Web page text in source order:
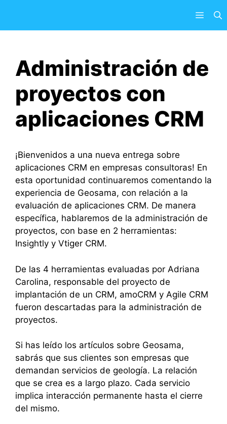
contenido
Menú
Administración de
proyectos con
aplicaciones CRM
¡Bienvenidos a una nueva entrega sobre
aplicaciones CRM en empresas consultoras! En
esta oportunidad continuaremos comentando la
experiencia de Geosama, con relación a la
evaluación de aplicaciones CRM. De manera
específica, hablaremos de la administración de
proyectos, con base en 2 herramientas:
Insightly y Vtiger CRM.
De las 4 herramientas evaluadas por Adriana
Carolina, responsable del proyecto de
implantación de un CRM, amoCRM y Agile CRM
fueron descartadas para la administración de
proyectos.
Si has leído los artículos sobre Geosama,
sabrás que sus clientes son empresas que
demandan servicios de geología. La relación
que se crea es a largo plazo. Cada servicio
implica interacción permanente hasta el cierre
del mismo.